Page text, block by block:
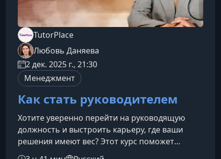
TutorPlace
Любовь Даняева
2 дек. 2025 г., 21:30
Менеджмент
Как стать руководителем
Хотите уверенно перейти на руководящую
должность и выстроить карьеру, где ваши
решения имеют вес? Этот курс поможет
освоить навыки, которые отличают